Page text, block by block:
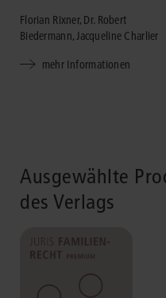
Florian Rixner, Dr. Robert
Biedermann, Jacqueline Charlier
mehr Informationen
Ausgewählte
des Verlags